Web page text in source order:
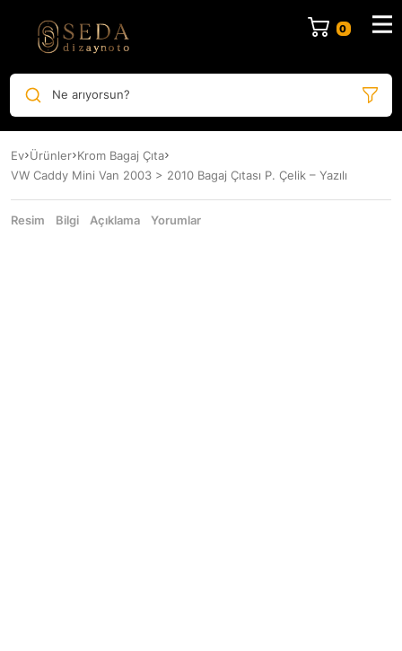
Ne arıyorsun?
Ev Ürünler Krom Bagaj Çıta
VW Caddy Mini Van 2003 > 2010 Bagaj Çıtası P. Çelik – Yazılı
Resim Bilgi Açıklama Yorumlar